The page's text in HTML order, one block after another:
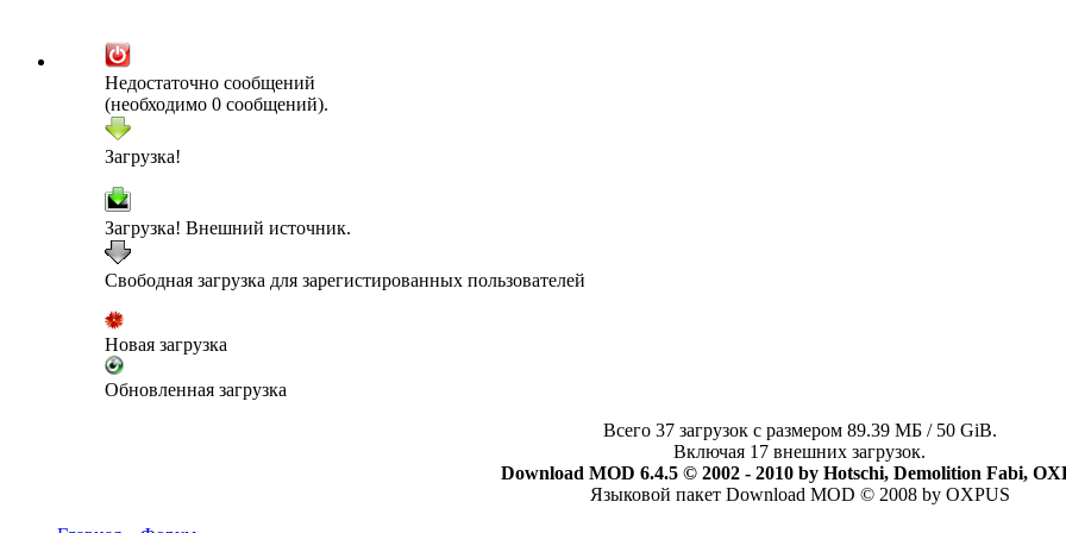
Недостаточно сообщений
(необходимо 0 сообщений).
Загрузка!
Загрузка! Внешний источник.
Свободная загрузка для зарегистированных пользователей
Новая загрузка
Обновленная загрузка
Всего 37 загрузок с размером 89.39 МБ / 50 GiB.
Включая 17 внешних загрузок.
Download MOD 6.4.5 © 2002 - 2010 by Hotschi, Demolition Fabi,
Языковой пакет Download MOD © 2008 by OXPUS